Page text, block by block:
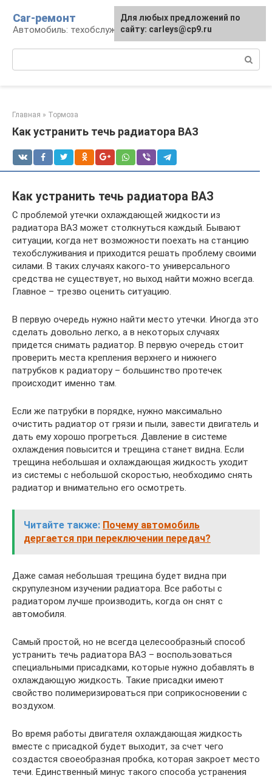
контенту
Car-ремонт
Автомобиль: техобслуживание и ремонт
Главная » Тормоза
Как устранить течь радиатора ВАЗ
Как устранить течь радиатора ВАЗ
С проблемой утечки охлаждающей жидкости из
радиатора ВАЗ может столкнуться каждый. Бывают
ситуации, когда нет возможности поехать на станцию
техобслуживания и приходится решать проблему своими
силами. В таких случаях какого-то универсального
средства не существует, но выход найти можно всегда.
Главное – трезво оценить ситуацию.
В первую очередь нужно найти место утечки. Иногда это
сделать довольно легко, а в некоторых случаях
придется снимать радиатор. В первую очередь стоит
проверить места крепления верхнего и нижнего
патрубков к радиатору – большинство протечек
происходит именно там.
Если же патрубки в порядке, нужно максимально
очистить радиатор от грязи и пыли, завести двигатель и
дать ему хорошо прогреться. Давление в системе
охлаждения повысится и трещина станет видна. Если
трещина небольшая и охлаждающая жидкость уходит
из системы с небольшой скоростью, необходимо снять
радиатор и внимательно его осмотреть.
Читайте также: Почему автомобиль
дергается при переключении передач?
Даже самая небольшая трещина будет видна при
скрупулезном изучении радиатора. Все работы с
радиатором лучше производить, когда он снят с
автомобиля.
Самый простой, но не всегда целесообразный способ
устранить течь радиатора ВАЗ – воспользоваться
специальными присадками, которые нужно добавлять в
охлаждающую жидкость. Такие присадки имеют
свойство полимеризироваться при соприкосновении с
воздухом.
Во время работы двигателя охлаждающая жидкость
вместе с присадкой будет выходит, за счет чего
создастся своеобразная пробка, которая закроет место
течи. Единственный минус такого способа устранения
Для любых предложений по
сайту: carleys@cp9.ru